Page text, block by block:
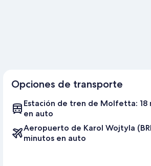
Opciones de transporte
Estación de tren de Molfetta: 18
en auto
Aeropuerto de Karol Wojtyla
minutos en auto